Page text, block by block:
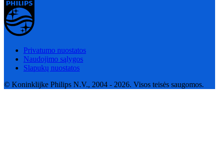
Privatumo nuostatos
Naudojimo sąlygos
Slapukų nuostatos
© Koninklijke Philips N.V., 2004 - 2026. Visos teisės saugomos.